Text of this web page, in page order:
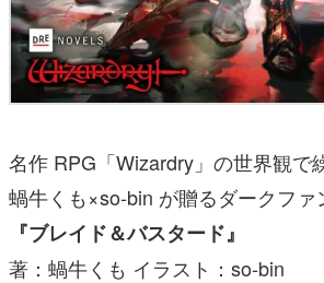
名作 RPG「Wizardry」の世界観で
蝸牛くも×so-bin が贈るダークファ
『ブレイド＆バスタード』
著：蝸牛くも イラスト：so-bin